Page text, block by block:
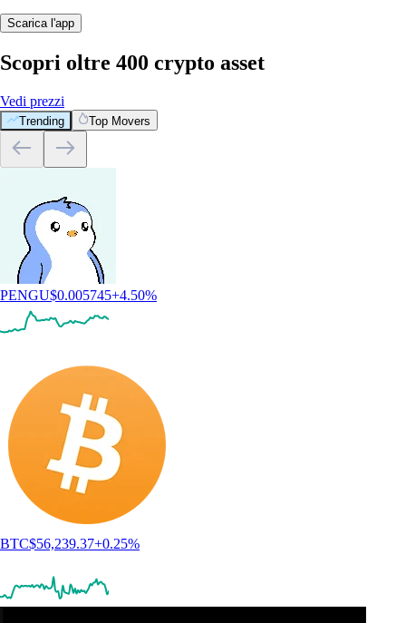
Scarica l'app
Scopri oltre 400 crypto asset
Vedi prezzi
Trending Top Movers
PENGU$0.005745+4.50%
BTC$56,239.37+0.25%